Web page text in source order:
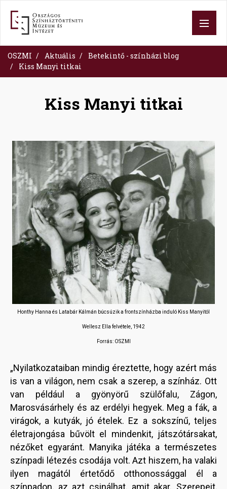
tartalomra
OSZMI Aktuális
Betekintő - színházi blog
Kiss Manyi titkai
Kiss Manyi titkai
Honthy Hanna és Latabár Kálmán búcsúzik a frontszínházba induló Kiss Manyitól
Wellesz Ella felvétele, 1942
Forrás: OSZMI
„Nyilatkozataiban mindig éreztette, hogy azért más
is van a világon, nem csak a szerep, a színház. Ott
van például a gyönyörű szülőfalu, Zágon,
Marosvásárhely és az erdélyi hegyek. Meg a fák, a
virágok, a kutyák, jó ételek. Ez a sokszínű, teljes
életrajongása bűvölt el mindenkit, játszótársakat,
nézőket egyaránt. Manyika játéka a természetes
színpadi létezés csodája volt. Azt hiszem, ha valaki
ilyen magától értetődő otthonossággal él a
színpadon, az azt csinálhat, amit akar. Szerepeit,